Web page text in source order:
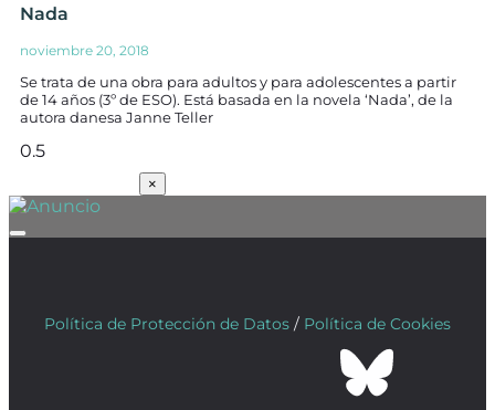
Nada
noviembre 20, 2018
Se trata de una obra para adultos y para adolescentes a partir
de 14 años (3º de ESO). Está basada en la novela ‘Nada’, de la
autora danesa Janne Teller
×
Política de Protección de Datos / Política de Cookies